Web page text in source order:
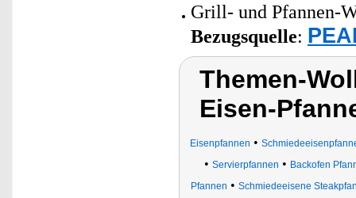
Grill- und Pfannen-
Bezugsquelle:
Themen-
Eisen-
Eisenpfannen •
• Servierpfannen • Backofen
Pfannen • Schmiedeeisene